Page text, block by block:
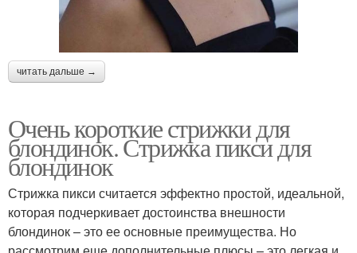
читать дальше →
Очень короткие стрижки для
блондинок. Стрижка пикси для
блондинок
Стрижка пикси считается эффектно простой, идеальной,
которая подчеркивает достоинства внешности
блондинок – это ее основные преимущества. Но